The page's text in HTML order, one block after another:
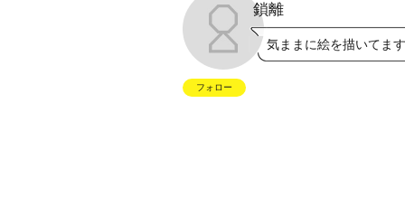
フォロー
鎖離
気ままに絵を描いてます